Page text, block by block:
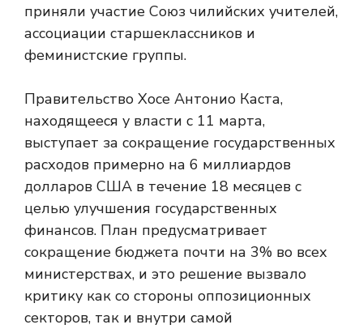
приняли участие Союз чилийских учителей,
ассоциации старшеклассников и
феминистские группы.
Правительство Хосе Антонио Каста,
находящееся у власти с 11 марта,
выступает за сокращение государственных
расходов примерно на 6 миллиардов
долларов США в течение 18 месяцев с
целью улучшения государственных
финансов. План предусматривает
сокращение бюджета почти на 3% во всех
министерствах, и это решение вызвало
критику как со стороны оппозиционных
секторов, так и внутри самой